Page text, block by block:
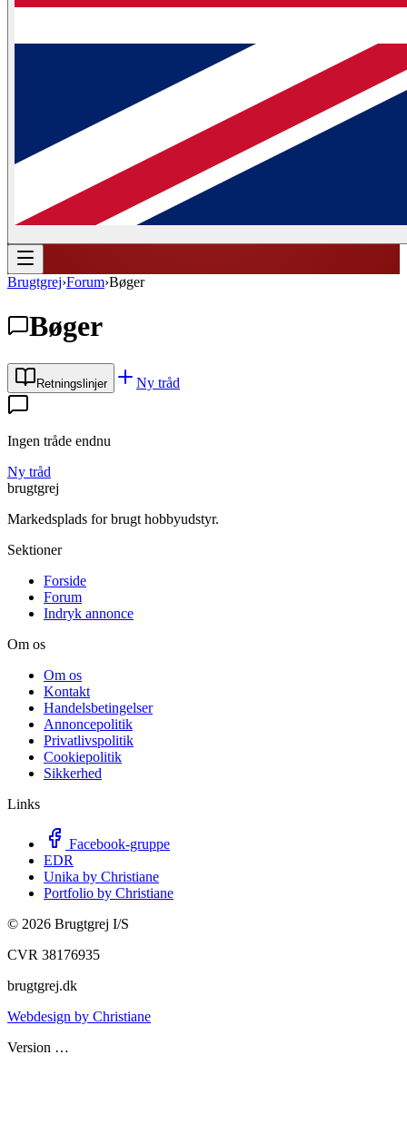
Brugtgrej›Forum›Bøger
Bøger
Retningslinjer Ny tråd
Ingen tråde endnu
Ny tråd
brugtgrej
Markedsplads for brugt hobbyudstyr.
Sektioner
Forside
Forum
Indryk annonce
Om os
Om os
Kontakt
Handelsbetingelser
Annoncepolitik
Privatlivspolitik
Cookiepolitik
Sikkerhed
Links
Facebook-gruppe
EDR
Unika by Christiane
Portfolio by Christiane
© 2026 Brugtgrej I/S
CVR 38176935
brugtgrej.dk
Webdesign by Christiane
Version …